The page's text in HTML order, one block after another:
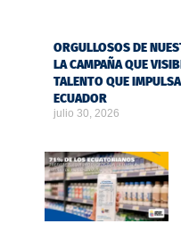
ORGULLOSOS DE
LA CAMPAÑA QUE
TALENTO QUE
ECUADOR
julio 30, 2026